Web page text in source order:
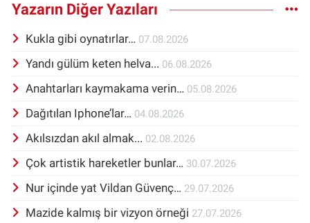
Yazarın Diğer Yazıları
Kukla gibi oynatırlar… 07.08.2026
Yandı gülüm keten helva... 06.08.2026
Anahtarları kaymakama verin… 05.08.2026
Dağıtılan Iphone’lar… 04.08.2026
Akılsızdan akıl almak... 02.08.2026
Çok artistik hareketler bunlar… 30.07.2026
Nur içinde yat Vildan Güvenç… 29.07.2026
Mazide kalmış bir vizyon örneği 27.07.2026